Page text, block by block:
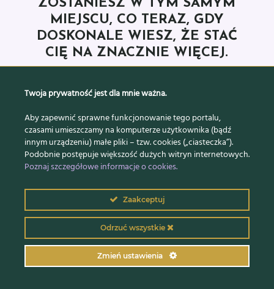
ZOSTANIESZ W TYM SAMYM
MIEJSCU, CO TERAZ, GDY
DOSKONALE WIESZ, ŻE STAĆ
CIĘ NA ZNACZNIE WIĘCEJ.
DOŁĄCZ TERAZ I ZBUDUJ
OSIĄGNĄĆ SWOJE CELE
BIZNESOWE, ŻYCIOWE I
FINANSOWE ORAZ
ZAMIENIĆ MARZENIA NA
SUKCESY.
Twoja prywatność jest dla mnie ważna.
Aby zapewnić sprawne funkcjonowanie tego portalu,
czasami umieszczamy na komputerze użytkownika (bądź
innym urządzeniu) małe pliki – tzw. cookies („ciasteczka”).
Podobnie postępuje większość dużych witryn internetowych.
Poznaj szczegółowe informacje o cookies.
Zaakceptuj
Odrzuć wszystkie
Zmień ustawienia